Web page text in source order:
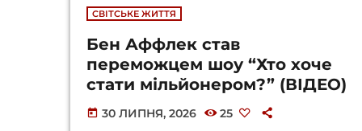
СВІТСЬКЕ ЖИТТЯ
Бен Аффлек став
переможцем шоу “Хто хоче
стати мільйонером?” (ВІДЕО)
today 30 ЛИПНЯ, 2026 25